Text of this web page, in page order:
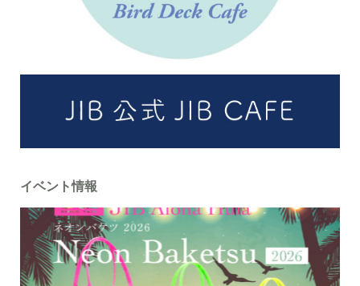
イベント情報